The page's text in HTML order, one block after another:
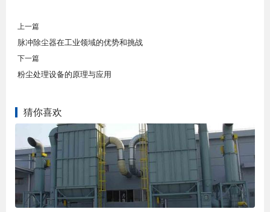
上一篇
脉冲除尘器在工业领域的优势和挑战
下一篇
粉尘处理设备的原理与应用
猜你喜欢